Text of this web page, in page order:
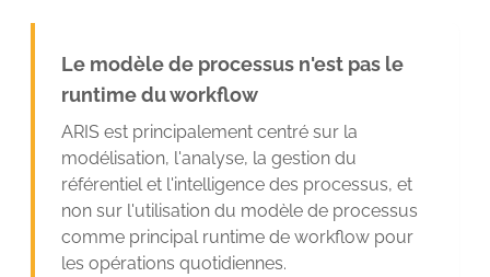
Le modèle de processus n'est pas le
runtime du workflow
ARIS est principalement centré sur la
modélisation, l'analyse, la gestion du
référentiel et l'intelligence des processus, et
non sur l'utilisation du modèle de processus
comme principal runtime de workflow pour
les opérations quotidiennes.